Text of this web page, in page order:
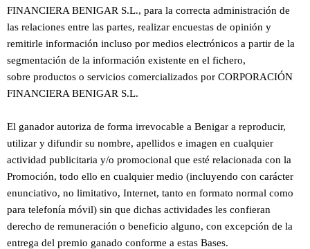
FINANCIERA BENIGAR S.L., para la correcta administración de
las relaciones entre las partes, realizar encuestas de opinión y
remitirle información incluso por medios electrónicos a partir de la
segmentación de la información existente en el fichero,
sobre productos o servicios comercializados por CORPORACIÓN
FINANCIERA BENIGAR S.L.
El ganador autoriza de forma irrevocable a Benigar a reproducir,
utilizar y difundir su nombre, apellidos e imagen en cualquier
actividad publicitaria y/o promocional que esté relacionada con la
Promoción, todo ello en cualquier medio (incluyendo con carácter
enunciativo, no limitativo, Internet, tanto en formato normal como
para telefonía móvil) sin que dichas actividades les confieran
derecho de remuneración o beneficio alguno, con excepción de la
entrega del premio ganado conforme a estas Bases.